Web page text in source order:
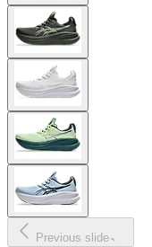
Previous slide